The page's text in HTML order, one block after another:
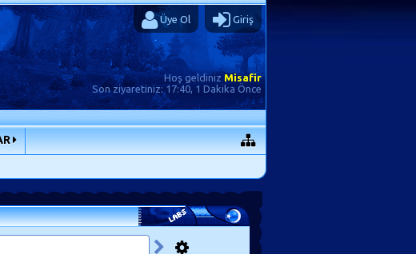
Üye Ol Giriş
Hoş geldiniz Misafir
Son ziyaretiniz:17:40, 1 Dakika Önce